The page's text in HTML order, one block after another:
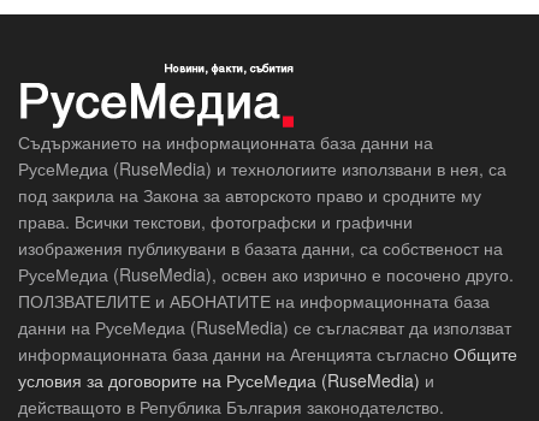
Съдържанието на информационната база данни на
РусеМедиа (RuseMedia) и технологиите използвани в нея, са
под закрила на Закона за авторското право и сродните му
права. Всички текстови, фотографски и графични
изображения публикувани в базата данни, са собственост на
РусеМедиа (RuseMedia), освен ако изрично е посочено друго.
ПОЛЗВАТЕЛИТЕ и АБОНАТИТЕ на информационната база
данни на РусеМедиа (RuseMedia) се съгласяват да използват
информационната база данни на Агенцията съгласно Общите
условия за договорите на РусеМедиа (RuseMedia) и
действащото в Република България законодателство.